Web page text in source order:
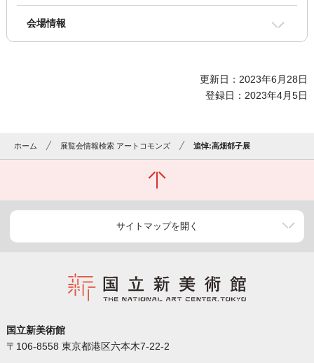
会場情報
更新日：2023年6月28日
登録日：2023年4月5日
ホーム 展覧会情報検索 アートコモンズ 追悼:高畑郁子展
サイトマップを開く
国立新美術館
〒106-8558 東京都港区六本木7-22-2